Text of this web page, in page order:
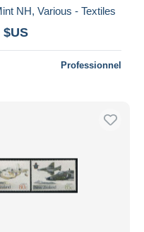
NH, Various - Textiles
$US
Professionnel